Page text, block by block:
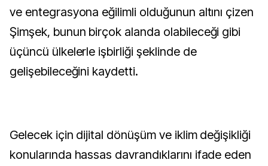
ve entegrasyona eğilimli olduğunun altını çizen
Şimşek, bunun birçok alanda olabileceği gibi
üçüncü ülkelerle işbirliği şeklinde de
gelişebileceğini kaydetti.
Gelecek için dijital dönüşüm ve iklim değişikliği
konularında hassas davrandıklarını ifade eden